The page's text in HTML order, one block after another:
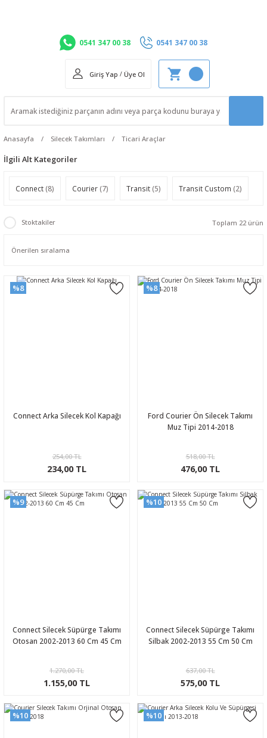
0541 347 00 38 0541 347 00 38
Giriş Yap / Üye Ol
Anasayfa Silecek Takımları Ticari Araçlar
İlgili Alt Kategoriler
Connect (8) Courier (7) Transit (5) Transit Custom (2)
Stoktakiler Toplam 22 ürün
%8
Connect Arka Silecek Kol Kapağı
254,00 TL
234,00 TL
%8
Ford Courier Ön Silecek Takımı
Muz Tipi 2014-2018
518,00 TL
476,00 TL
%9
Connect Silecek Süpürge Takımı
Otosan 2002-2013 60 Cm 45 Cm
1.270,00 TL
1.155,00 TL
%10
Connect Silecek Süpürge Takımı
Silbak 2002-2013 55 Cm 50 Cm
637,00 TL
575,00 TL
%10 %10